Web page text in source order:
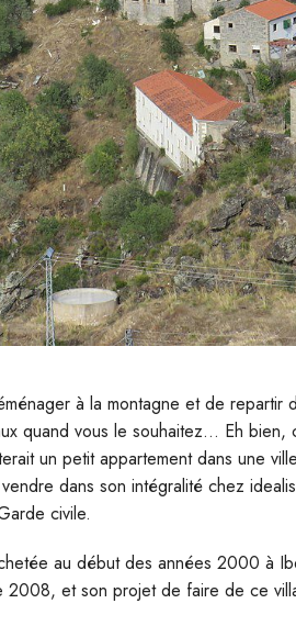
à la montagne et de
quand vous le souhaitez… Eh bien,
un petit appartement dans une
dans son intégralité chez
civile.
au début des années 2000 à
2008, et son projet de faire de ce